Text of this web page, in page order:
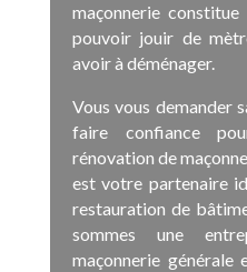
maçonnerie
pouvoir jouir de
avoir à déménager.
Vous vous demander
faire confiance
rénovation de
est votre partenaire
restauration de
sommes une
maçonnerie